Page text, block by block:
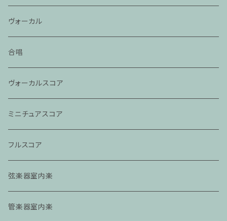
ヴォーカル
合唱
ヴォーカルスコア
ミニチュアスコア
フルスコア
弦楽器室内楽
管楽器室内楽